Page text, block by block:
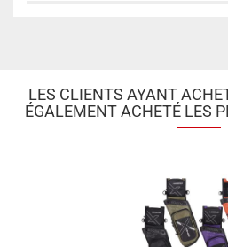
LES CLIENTS AYANT
ÉGALEMENT ACHETÉ LES